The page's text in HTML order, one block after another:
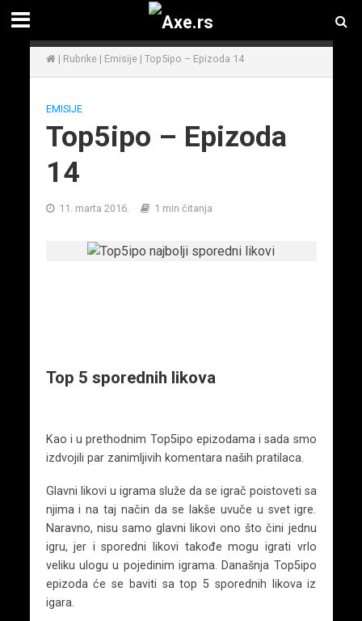
| Rubrike| Emisije| Top5ipo – Epizoda 14
EMISIJE
Top5ipo – Epizoda
14
11. marta 2016. 1 min čitanja
Top 5 sporednih likova
Kao i u prethodnim Top5ipo epizodama i sada smo
izdvojili par zanimljivih komentara naših pratilaca.
Glavni likovi u igrama služe da se igrač poistoveti sa
njima i na taj način da se lakše uvuče u svet igre.
Naravno, nisu samo glavni likovi ono što čini jednu
igru, jer i sporedni likovi takođe mogu igrati vrlo
veliku ulogu u pojedinim igrama. Današnja Top5ipo
epizoda će se baviti sa top 5 sporednih likova iz
igara.